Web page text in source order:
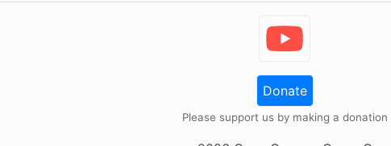
Donate
Please support us by making a donation